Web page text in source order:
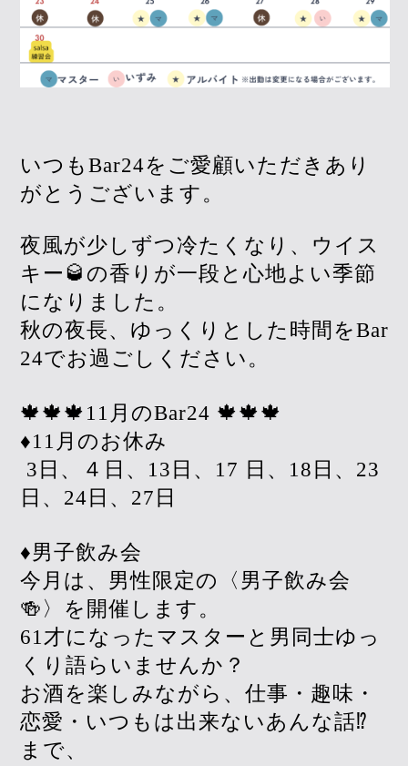
いつもBar24をご愛顧いただきあり
がとうございます。
夜風が少しずつ冷たくなり、ウイス
キー🥃の香りが一段と心地よい季節
になりました。
秋の夜長、ゆっくりとした時間をBar
24でお過ごしください。
🍁🍁🍁11月のBar24 🍁🍁🍁
♦︎11月のお休み
3日、４日、13日、17 日、18日、23
日、24日、27日
♦︎男子飲み会
今月は、男性限定の〈男子飲み会
🍻〉を開催します。
61才になったマスターと男同士ゆっ
くり語らいませんか？
お酒を楽しみながら、仕事・趣味・
恋愛・いつもは出来ないあんな話⁉️
まで、